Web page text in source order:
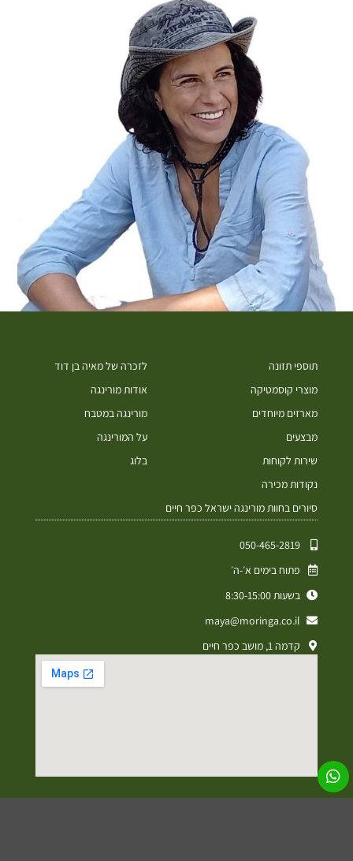
תוספי תזונה
מוצרי קוסמטיקה
מארזים מיוחדים
מבצעים
שירות לקוחות
נקודות מכירה
סיורים בחוות מורינגה ישראל כפר חיים
לזכרה של מאיה בן דוד
אודות מורינגה
מורינגה במטבח
על המורינגה
בלוג
050-465-2819⁩
פתוח בימים א׳-ה׳
בשעות 8:30-15:00
maya@moringa.co.il
קדמה 1, מושב כפר חיים